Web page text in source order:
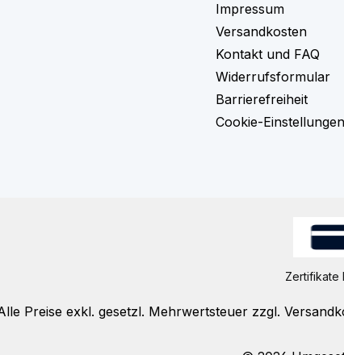
Impressum
Versandkosten
Kontakt und FAQ
Widerrufsformular
Barrierefreiheit
Cookie-Einstellungen
Zertifikate
Preise exkl. gesetzl. Mehrwertsteuer zzgl.